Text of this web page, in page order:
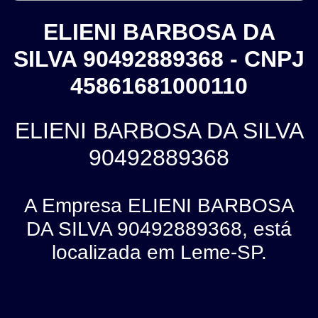
ELIENI BARBOSA DA
SILVA 90492889368 - CNPJ
45861681000110
ELIENI BARBOSA DA SILVA
90492889368
A Empresa ELIENI BARBOSA
DA SILVA 90492889368, está
localizada em Leme-SP.